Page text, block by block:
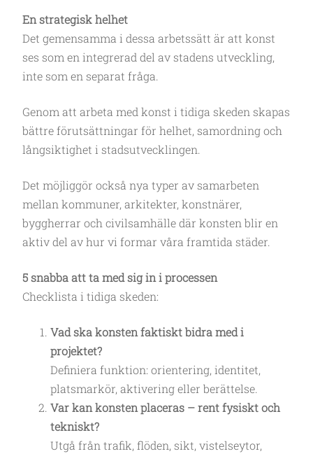
En strategisk helhet
Det gemensamma i dessa arbetssätt är att konst
ses som en integrerad del av stadens utveckling,
inte som en separat fråga.
Genom att arbeta med konst i tidiga skeden skapas
bättre förutsättningar för helhet, samordning och
långsiktighet i stadsutvecklingen.
Det möjliggör också nya typer av samarbeten
mellan kommuner, arkitekter, konstnärer,
byggherrar och civilsamhälle där konsten blir en
aktiv del av hur vi formar våra framtida städer.
5 snabba att ta med sig in i processen
Checklista i tidiga skeden:
Vad ska konsten faktiskt bidra med i
projektet?
Definiera funktion: orientering, identitet,
platsmarkör, aktivering eller berättelse.
Var kan konsten placeras – rent fysiskt och
tekniskt?
Utgå från trafik, flöden, sikt, vistelseytor,